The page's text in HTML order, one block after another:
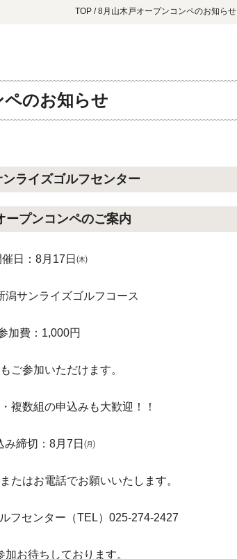
TOP /8月山木戸オープンコンペのお知らせ
のお知らせ
ライズゴルフセンター
ープンコンペのご案内
日：8月17日㈭
潟サンライズゴルフコース
加費：1,000円
ご参加いただけます。
複数組の申込みも大歓迎！！
み締切：8月7日㈪
たはお電話でお願いいたします。
フセンター（TEL）025-274-2427
加お待ちしております。